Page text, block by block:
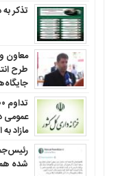
تذکر
معاون
طرح
مازاد به ارزش ۹۰
شده